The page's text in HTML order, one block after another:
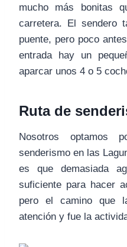
mucho más bonitas
carretera. El sendero
puente, pero poco
entrada hay un
aparcar unos 4 o 5
Ruta de
Nosotros optamos
senderismo en las
es que demasiada
suficiente para hacer
pero el camino que
atención y fue la